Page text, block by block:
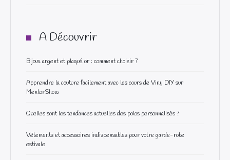
A Découvrir
Bijoux argent et plaqué or : comment choisir ?
Apprendre la couture facilement avec les cours de Viny DIY sur
MentorShow
Quelles sont les tendances actuelles des polos personnalisés ?
Vêtements et accessoires indispensables pour votre garde-robe
estivale